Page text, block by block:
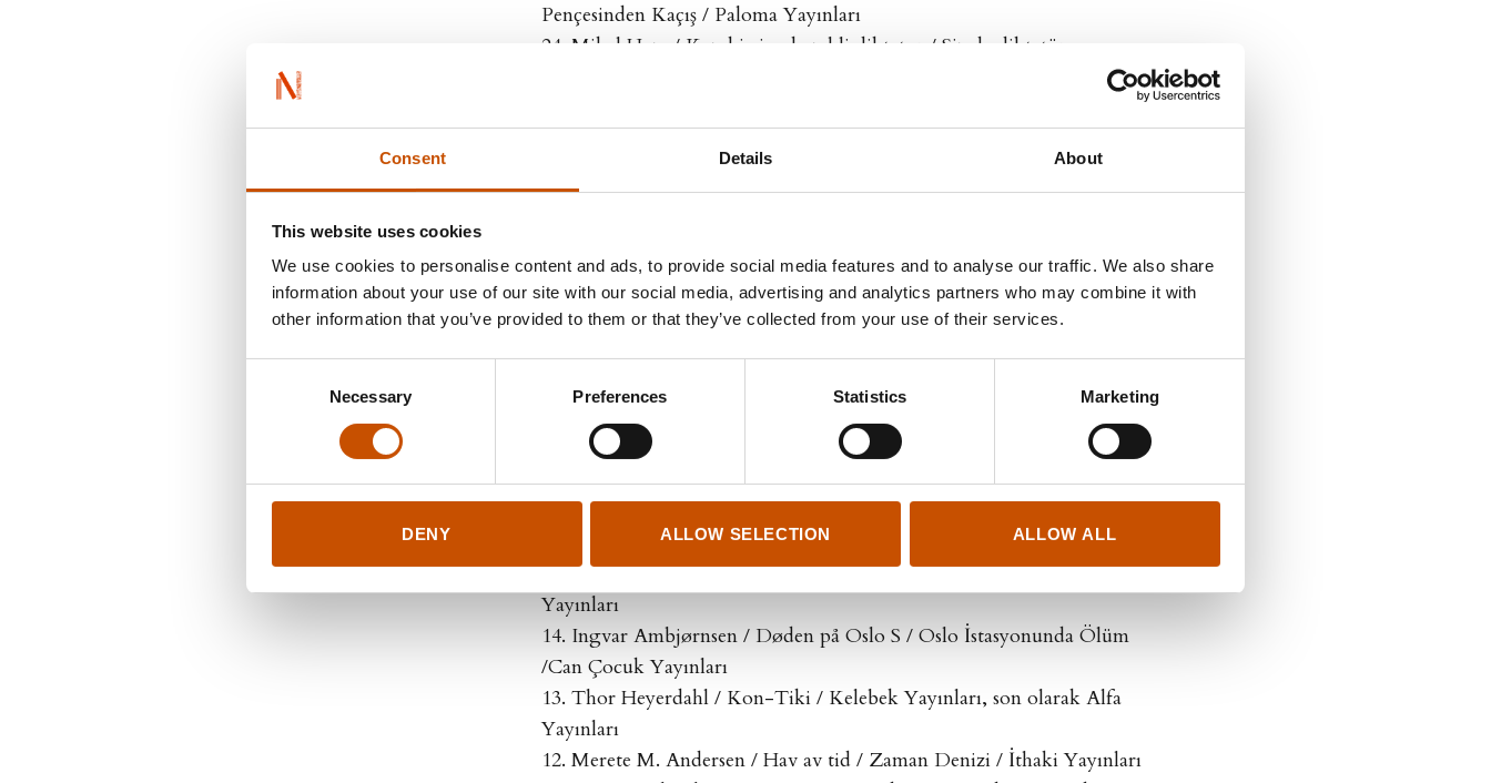
Consent Details About
This website uses cookies
We use cookies to personalise content and ads, to provide social media features and to analyse our traffic. We also share
information about your use of our site with our social media, advertising and analytics partners who may combine it with
other information that you’ve provided to them or that they’ve collected from your use of their services.
Necessary Preferences Statistics Marketing
DENY ALLOW SELECTION ALLOW ALL
Pençesinden Kaçış / Paloma Yayınları
24. Mikal Hem / Kanskje jeg kan bli diktator / Siz de diktatör
21. Gaute Heivoll / Før jeg brenner ned / Yanıp Kül Olmadan Önce /Can
20. Ingvar Ambjørnsen / Drapene i Barkvik / Barkvik Cinayetleri /Can
Çocuk Yayınları
19. Ingvar Ambjørnsen / Flammer i snø / Kardaki Alevler / Can Çocuk
Yayınları
18. Ingvar Ambjørnsen / Sannhet til salgs / Satılık Gerçek / Can Çocuk
Yayınları
17. Ingvar Ambjørnsen / De blå ulvene / Mavi Kurtlar /Can Çocuk
Yayınları
16. Ingvar Ambjørnsen / Kjempene faller / Devlerin Düşüşü / Can Çocuk
15. Ingvar Ambjørnsen / Giftige løgner / Zehirli Yalanlar/ Can Çocuk
Yayınları
14. Ingvar Ambjørnsen / Døden på Oslo S / Oslo İstasyonunda Ölüm
/Can Çocuk Yayınları
13. Thor Heyerdahl / Kon-Tiki / Kelebek Yayınları, son olarak Alfa
Yayınları
12. Merete M. Andersen / Hav av tid / Zaman Denizi / İthaki Yayınları